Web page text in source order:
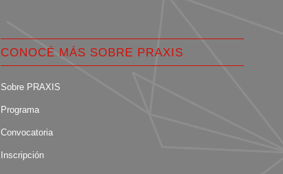
CONOCÉ MÁS SOBRE PRAXIS
Sobre PRAXIS
Programa
Convocatoria
Inscripción